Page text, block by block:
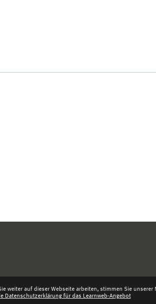
weiter auf dieser Webseite arbeiten, stimmen Sie
Datenschutzerklärung für das Learnweb-Angebot